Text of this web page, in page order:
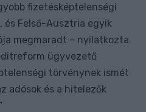
fizetésképtelenségi
Felső-Ausztria egyik
megmaradt – nyilatkozta
ügyvezető
törvénynek ismét
adósok és a hitelezők